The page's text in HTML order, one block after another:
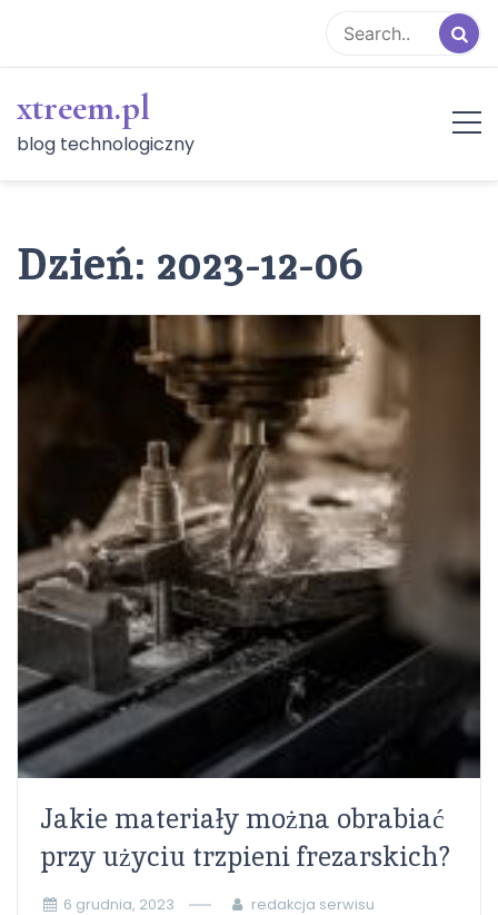
content
xtreem.pl
blog technologiczny
Dzień: 2023-12-06
Jakie materiały można obrabiać
przy użyciu trzpieni frezarskich?
6 grudnia, 2023 redakcja serwisu